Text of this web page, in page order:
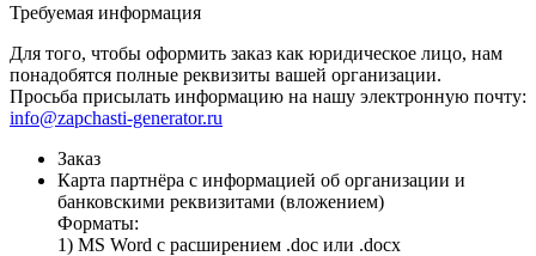
Требуемая информация
Для того, чтобы оформить заказ как юридическое лицо, нам
понадобятся полные реквизиты вашей организации.
Просьба присылать информацию на нашу электронную почту:
info@zapchasti-generator.ru
Заказ
Карта партнёра с информацией об организации и
банковскими реквизитами (вложением)
Форматы:
1) MS Word с расширением .doc или .docx